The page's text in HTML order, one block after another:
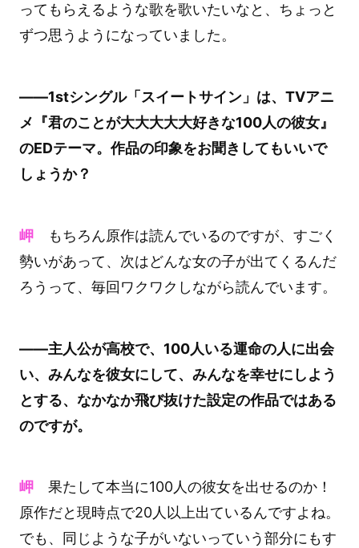
ってもらえるような歌を歌いたいなと、ちょっと
ずつ思うようになっていました。
――1stシングル「スイートサイン」は、TVアニ
メ『君のことが大大大大大好きな100人の彼女』
のEDテーマ。作品の印象をお聞きしてもいいで
しょうか？
岬もちろん原作は読んでいるのですが、すごく
勢いがあって、次はどんな女の子が出てくるんだ
ろうって、毎回ワクワクしながら読んでいます。
――主人公が高校で、100人いる運命の人に出会
い、みんなを彼女にして、みんなを幸せにしよう
とする、なかなか飛び抜けた設定の作品ではある
のですが。
岬果たして本当に100人の彼女を出せるのか！
原作だと現時点で20人以上出ているんですよね。
でも、同じような子がいないっていう部分にもす